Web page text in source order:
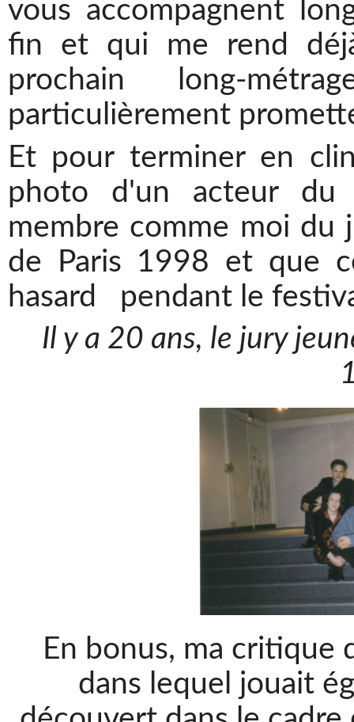
vous accompagnent
fin et qui me rend
prochain long-
particulièrement
Et pour terminer en
photo d'un acteur du
membre comme moi du
de Paris 1998 et que
hasard pendant le
Il y a 20 ans, le jury
En bonus, ma
dans lequel jouait